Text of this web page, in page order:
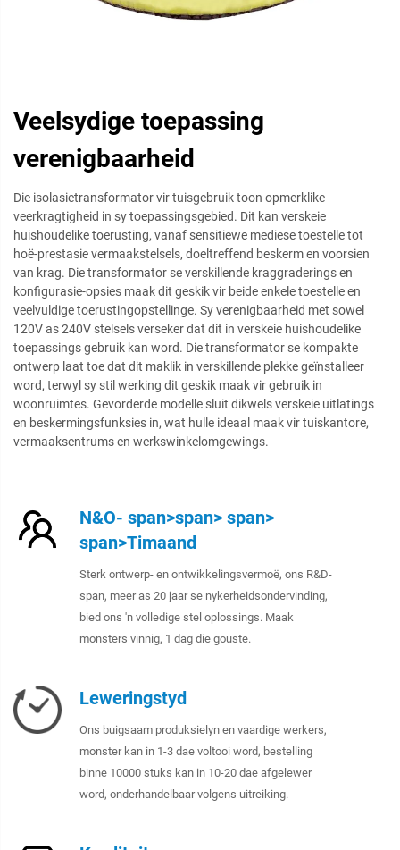
Veelsydige toepassing
verenigbaarheid
Die isolasietransformator vir tuisgebruik toon opmerklike
veerkragtigheid in sy toepassingsgebied. Dit kan verskeie
huishoudelike toerusting, vanaf sensitiewe mediese toestelle tot
hoë-prestasie vermaakstelsels, doeltreffend beskerm en voorsien
van krag. Die transformator se verskillende kraggraderings en
konfigurasie-opsies maak dit geskik vir beide enkele toestelle en
veelvuldige toerustingopstellinge. Sy verenigbaarheid met sowel
120V as 240V stelsels verseker dat dit in verskeie huishoudelike
toepassings gebruik kan word. Die transformator se kompakte
ontwerp laat toe dat dit maklik in verskillende plekke geïnstalleer
word, terwyl sy stil werking dit geskik maak vir gebruik in
woonruimtes. Gevorderde modelle sluit dikwels verskeie uitlatings
en beskermingsfunksies in, wat hulle ideaal maak vir tuiskantore,
vermaaksentrums en werkswinkelomgewings.
N&O- span>span> span>
span>Timaand
Sterk ontwerp- en ontwikkelingsvermoë, ons R&D-
span, meer as 20 jaar se nykerheidsondervinding,
bied ons 'n volledige stel oplossings. Maak
monsters vinnig, 1 dag die gouste.
Leweringstyd
Ons buigsaam produksielyn en vaardige werkers,
monster kan in 1-3 dae voltooi word, bestelling
binne 10000 stuks kan in 10-20 dae afgelewer
word, onderhandelbaar volgens uitreiking.